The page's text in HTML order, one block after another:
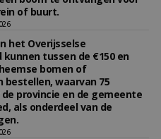
of buurt.
het Overijsselse
tussen de €150 en
bomen of
bestellen, waarvan 75
provincie en de gemeente
als onderdeel van de